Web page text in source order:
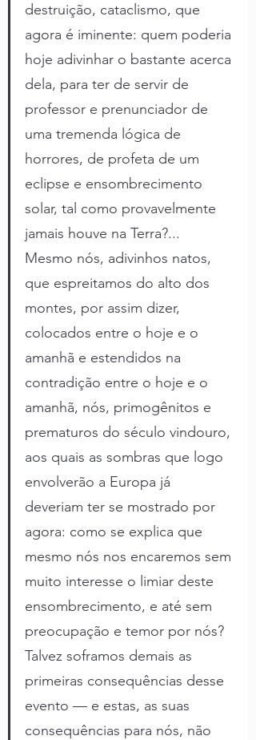
destruição, cataclismo, que
agora é iminente: quem poderia
hoje adivinhar o bastante acerca
dela, para ter de servir de
professor e prenunciador de
uma tremenda lógica de
horrores, de profeta de um
eclipse e ensombrecimento
solar, tal como provavelmente
jamais houve na Terra?...
Mesmo nós, adivinhos natos,
que espreitamos do alto dos
montes, por assim dizer,
colocados entre o hoje e o
amanhã e estendidos na
contradição entre o hoje e o
amanhã, nós, primogênitos e
prematuros do século vindouro,
aos quais as sombras que logo
envolverão a Europa já
deveriam ter se mostrado por
agora: como se explica que
mesmo nós nos encaremos sem
muito interesse o limiar deste
ensombrecimento, e até sem
preocupação e temor por nós?
Talvez soframos demais as
primeiras consequências desse
evento — e estas, as suas
consequências para nós, não